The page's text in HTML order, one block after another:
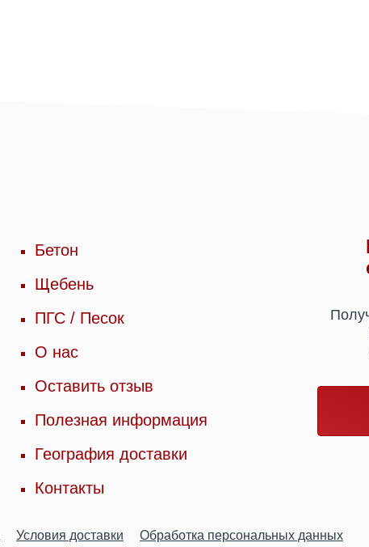
Бетон
Щебень
ПГС / Песок
О нас
Оставить отзыв
Полезная информация
География доставки
Контакты
Условия доставки Обработка персональных данных